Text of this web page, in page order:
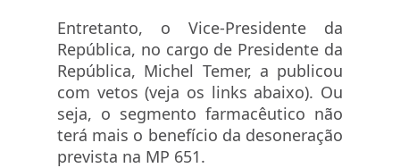
Entretanto, o Vice-Presidente da
República, no cargo de Presidente da
República, Michel Temer, a publicou
com vetos (veja os links abaixo). Ou
seja, o segmento farmacêutico não
terá mais o benefício da desoneração
prevista na MP 651.